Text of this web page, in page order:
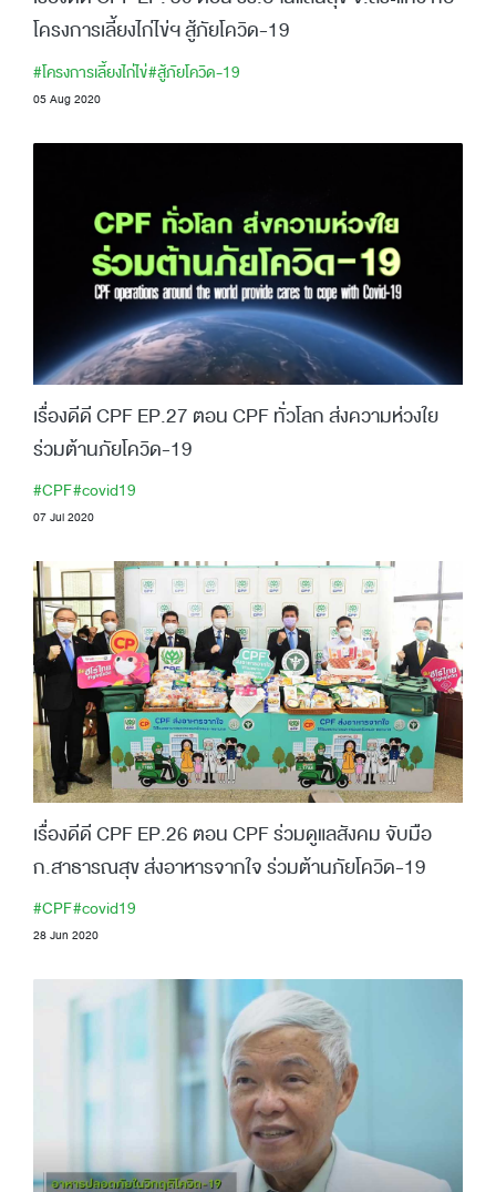
โครงการเลี้ยงไก่ไข่ฯ สู้ภัยโควิด-19
#โครงการเลี้ยงไก่ไข่#สู้ภัยโควิด-19
05 Aug 2020
เรื่องดีดี CPF EP.27 ตอน CPF ทั่วโลก ส่งความห่วงใย
ร่วมต้านภัยโควิด-19
#CPF#covid19
07 Jul 2020
เรื่องดีดี CPF EP.26 ตอน CPF ร่วมดูแลสังคม จับมือ
ก.สาธารณสุข ส่งอาหารจากใจ ร่วมต้านภัยโควิด-19
#CPF#covid19
28 Jun 2020